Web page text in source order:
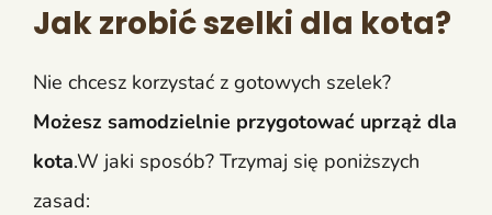
Jak zrobić szelki dla kota?
Nie chcesz korzystać z gotowych szelek?
Możesz samodzielnie przygotować uprząż dla
kota.W jaki sposób? Trzymaj się poniższych
zasad: